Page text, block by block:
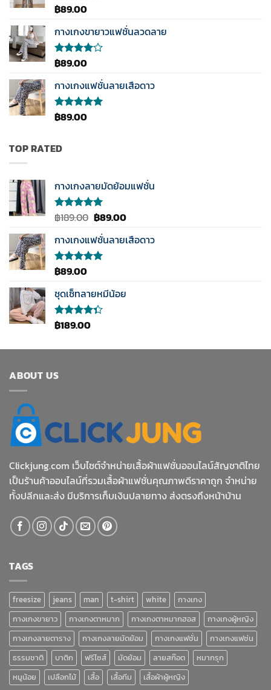
ให้
ตั้งแต่
1-5
฿89.00
กางเกงขายาวแฟชั่นลวดลาย
ให้
ตั้งแต่ 1-
5
฿89.00
กางเกงแฟชั่นลายเสือดาว
ให้คะแนน
คะแนน
฿89.00
TOP RATED
กางเกงลายมัดย้อมแฟชั่น
ให้คะแนน
1-5
คะแนน
฿189.00 Original
was:
฿189.00.
฿89.00Current
is:
กางเกงแฟชั่นลายเสือดาว
ให้คะแนน
1-5
คะแนน
฿89.00
ชุดเซ็ทลายหมีน้อย
ให้
฿189.00
ABOUT US
Clickjung.com เว็บไซต์จำหน่ายเสื้อผ้าแฟชั่นออนไลน์สัญชาติไทย
เป็นร้านค้าออนไลน์ที่รวมเสื้อผ้าแฟชั่นคุณภาพดีราคาถูก จำหน่าย
ทั้งปลีกและส่ง มีบริการเก็บเงินปลายทาง ส่งตรงถึงหน้าบ้าน
TAGS
freesize jeans man t-shirt white
กางเกง
กางเกงขายาว
กางเกงตาหมาก กางเกงตาหมากฮอส
กางเกงผู้หญิง
กางเกงลายตาราง
กางเกงลายมัดย้อม กางเกงแฟชั่น
กางเกงแฟช่น
ธรรมชาติ
บาติก ฟรีไซส์ มัดย้อม ลายสก๊อต
หมากรุก
หมูน้อย
เปลือกไม้ เสื้อ เสื้อทีม เสื้อผ้าผู้หญิง